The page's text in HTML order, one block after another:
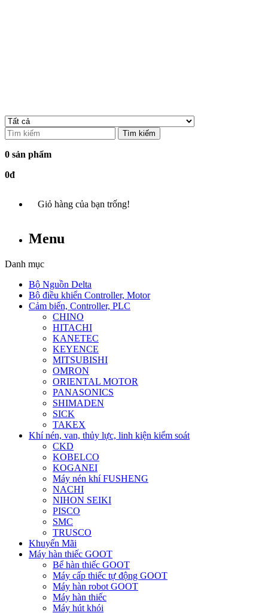
Tìm kiếm
0 sản phẩm
0đ
Giỏ hàng của bạn trống!
Menu
Danh mục
Bộ Nguồn Delta
Bộ điều khiển Controller, Motor
Cảm biến, Controller, PLC
CHINO
HITACHI
KANETEC
KEYENCE
MITSUBISHI
OMRON
ORIENTAL MOTOR
PANASONICS
SHIMADEN
SICK
TAKEX
Khí nén, van, thủy lực, linh kiện kiểm soát
CKD
KOBELCO
KOGANEI
Máy nén khí FUSHENG
NACHI
NIHON SEIKI
PISCO
SMC
TRUSCO
Khuyến Mãi
Máy hàn thiếc GOOT
Bể hàn thiếc GOOT
Máy cấp thiếc tự động GOOT
Máy hàn robot GOOT
Máy hàn thiếc
Máy hút khói